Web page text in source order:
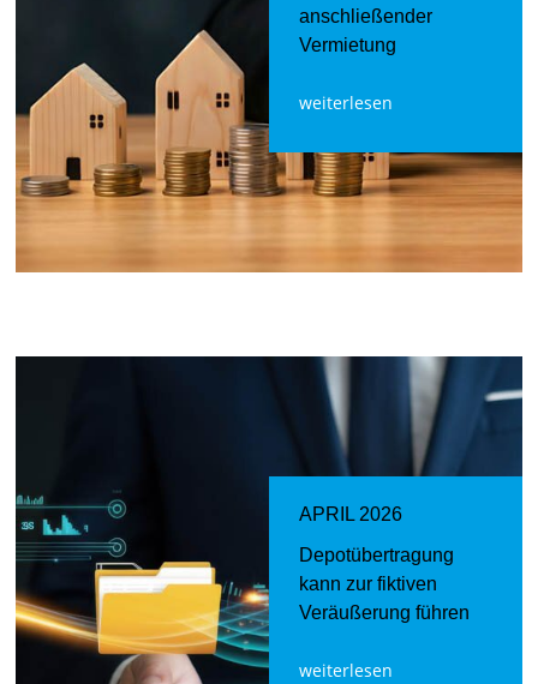
anschließender
Vermietung
weiterlesen
APRIL 2026
Depotübertragung
kann zur fiktiven
Veräußerung führen
weiterlesen